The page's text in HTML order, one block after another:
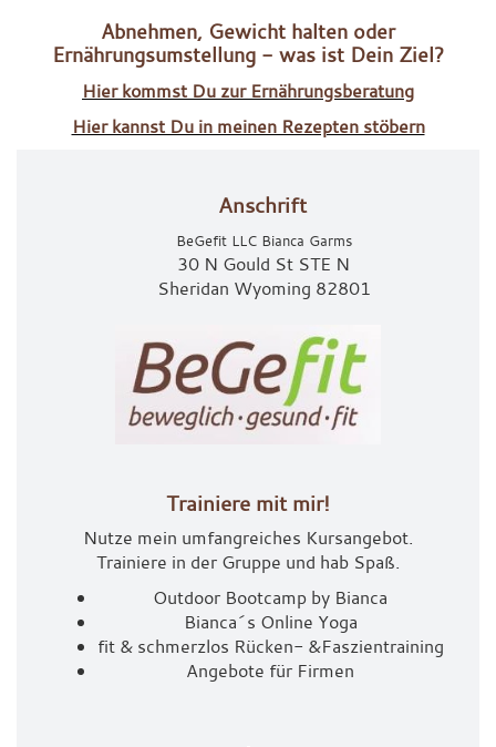
Abnehmen, Gewicht halten oder
Ernährungsumstellung - was ist Dein Ziel?
Hier kommst Du zur Ernährungsberatung
Hier kannst Du in meinen Rezepten stöbern
Anschrift
BeGefit LLC Bianca Garms
30 N Gould St STE N
Sheridan Wyoming 82801
Trainiere mit mir!
Nutze mein umfangreiches Kursangebot.
Trainiere in der Gruppe und hab Spaß.
Outdoor Bootcamp by Bianca
Bianca´s Online Yoga
fit & schmerzlos Rücken- &Faszientraining
Angebote für Firmen